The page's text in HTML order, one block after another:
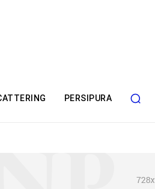
PERSIPURA